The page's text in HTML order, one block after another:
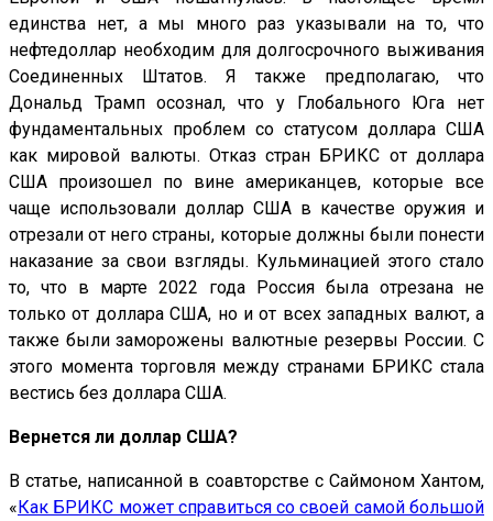
единства нет, а мы много раз указывали на то, что
нефтедоллар необходим для долгосрочного выживания
Соединенных Штатов. Я также предполагаю, что
Дональд Трамп осознал, что у Глобального Юга нет
фундаментальных проблем со статусом доллара США
как мировой валюты. Отказ стран БРИКС от доллара
США произошел по вине американцев, которые все
чаще использовали доллар США в качестве оружия и
отрезали от него страны, которые должны были понести
наказание за свои взгляды. Кульминацией этого стало
то, что в марте 2022 года Россия была отрезана не
только от доллара США, но и от всех западных валют, а
также были заморожены валютные резервы России. С
этого момента торговля между странами БРИКС стала
вестись без доллара США.
Вернется ли доллар США?
В статье, написанной в соавторстве с Саймоном Хантом,
« Как БРИКС может справиться со своей самой большой